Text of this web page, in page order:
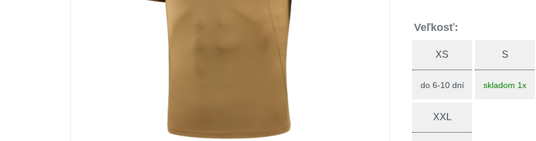
Veľkosť:
XS
do 6-10 dní
S
skladom 1x
XXL